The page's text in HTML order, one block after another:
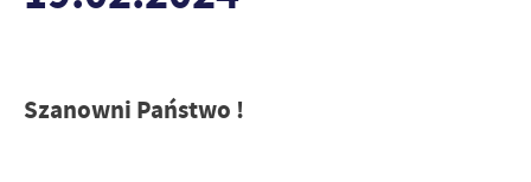
Szanowni Państwo !